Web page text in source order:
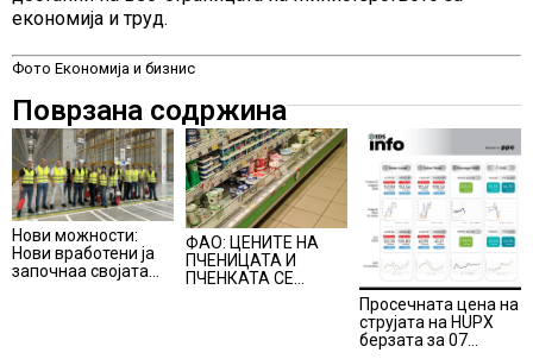
економија и труд.
Фото Економија и бизнис
Поврзана содржина
Нови можности:
Нови вработени ја
започнаа својата
ФАО: ЦЕНИТЕ НА
ПЧЕНИЦАТА И
ПЧЕНКАТА СЕ
Просечната цена на
струјата на HUPX
берзата за 07